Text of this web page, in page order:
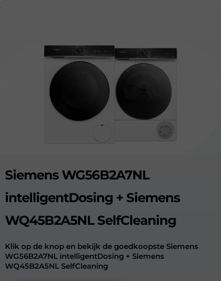
Siemens WG56B2A7NL
intelligentDosing + Siemens
WQ45B2A5NL SelfCleaning
Klik op de knop en bekijk de goedkoopste Siemens
WG56B2A7NL intelligentDosing + Siemens
WQ45B2A5NL SelfCleaning